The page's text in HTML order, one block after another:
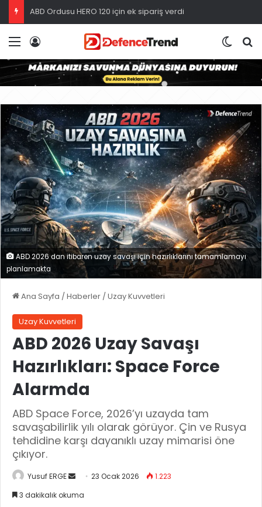
ABD Ordusu HERO 120 için ek sipariş verdi
Menü Dış
ABD 2026 dan itibaren uzay savaşı için hazırlıklarını tamamlamayı
planlamakta
Ana Sayfa / Haberler / Uzay Kuvvetleri
Uzay Kuvvetleri
ABD 2026 Uzay Savaşı
Hazırlıkları: Space Force
Alarmda
ABD Space Force, 2026’yı uzayda tam
savaşabilirlik yılı olarak görüyor. Çin ve Rusya
tehdidine karşı dayanıklı uzay mimarisi öne
çıkıyor.
Yusuf ERGE 23 Ocak 2026
1.223
3 dakikalık okuma